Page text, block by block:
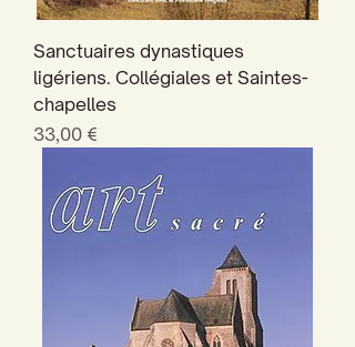
Sanctuaires dynastiques
ligériens. Collégiales et Saintes-
chapelles
Prix
33,00 €